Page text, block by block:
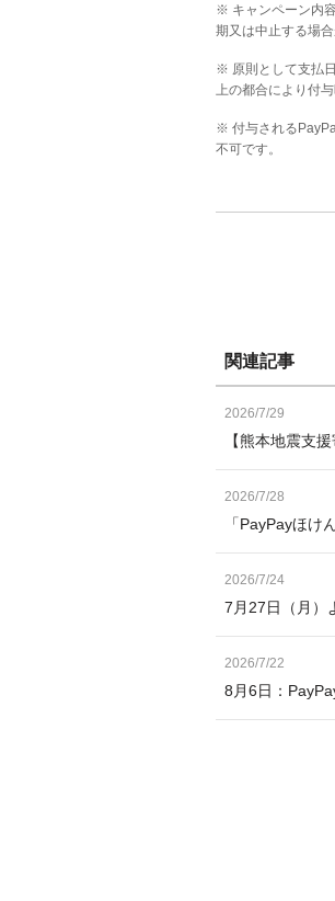
※ キャンペーン内
期又は中止する場合
※ 原則として支払
上の都合により付
※ 付与される
不可です。
関連記事
2026/7/29
【熊本地震支
2026/7/28
「PayPayほ
2026/7/24
7月27日（月）
2026/7/22
8月6日：